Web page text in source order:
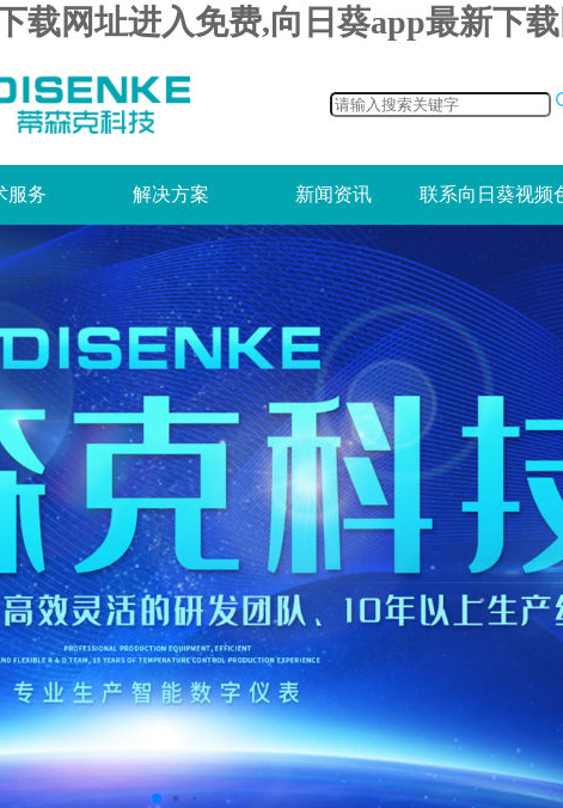
载网址进入免费,向日葵app最新下
服务 解决方案 新闻资讯 联系向日葵视频